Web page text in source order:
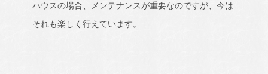
ハウスの場合、メンテナンスが重要なのですが、今は
それも楽しく行えています。